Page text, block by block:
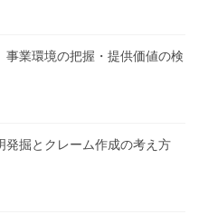
業環境の把握・提供価値の検
発掘とクレーム作成の考え方